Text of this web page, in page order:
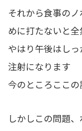
それから食事の
めに打たないと
やはり午後はし
注射になります
今のところここ
しかしこの問題